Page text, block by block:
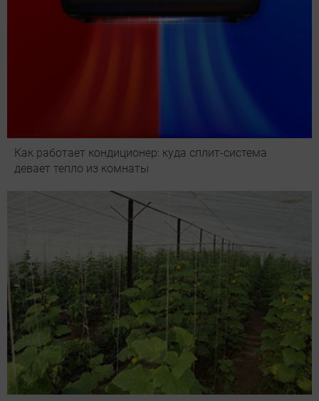
Как работает кондиционер: куда сплит-система
девает тепло из комнаты